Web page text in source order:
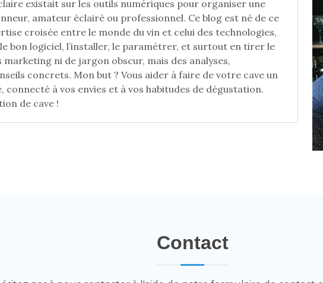
existait sur les outils numériques pour organiser une
amateur éclairé ou professionnel. Ce blog est né de ce
croisée entre le monde du vin et celui des technologies,
bon logiciel, l’installer, le paramétrer, et surtout en tirer le
ni de jargon obscur, mais des analyses,
concrets. Mon but ? Vous aider à faire de votre cave un
connecté à vos envies et à vos habitudes de dégustation.
de cave !
Contact